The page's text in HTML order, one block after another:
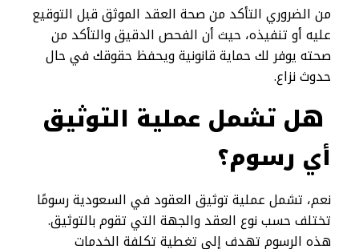
من الضروري التأكد من صحة العقد الموثق قبل التوقيع
عليه أو تنفيذه، حيث أن الفحص الدقيق والتأكد من
صحته يوفر لك حماية قانونية ويحفظ حقوقك في حال
حدوث نزاع.
هل تشمل عملية التوثيق
أي رسوم؟
نعم، تشمل عملية توثيق العقود في السعودية رسومًا
تختلف حسب نوع العقد والجهة التي تقوم بالتوثيق.
هذه الرسوم تهدف إلى تغطية تكلفة الخدمات